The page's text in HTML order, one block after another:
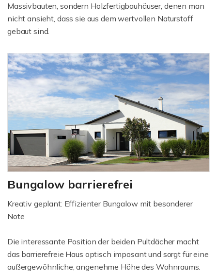
Massivbauten, sondern Holzfertigbauhäuser, denen man
nicht ansieht, dass sie aus dem wertvollen Naturstoff
gebaut sind.
Bungalow barrierefrei
Kreativ geplant: Effizienter Bungalow mit besonderer
Note
Die interessante Position der beiden Pultdächer macht
das barrierefreie Haus optisch imposant und sorgt für eine
außergewöhnliche, angenehme Höhe des Wohnraums.